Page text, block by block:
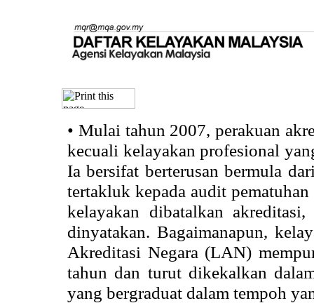
• Mulai tahun 2007, perakuan
kecuali kelayakan profesional
Ia bersifat berterusan bermula
tertakluk kepada audit
kelayakan dibatalkan
dinyatakan. Bagaimanapun,
Akreditasi Negara (LAN)
tahun dan turut dikekalkan
yang bergraduat dalam tempoh